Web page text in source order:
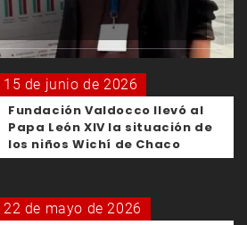
15 de junio de 2026
Fundación Valdocco llevó al
Papa León XIV la situación de
los niños Wichí de Chaco
22 de mayo de 2026